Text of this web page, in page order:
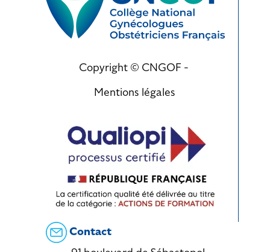
Copyright © CNGOF -
Mentions légales
Contact